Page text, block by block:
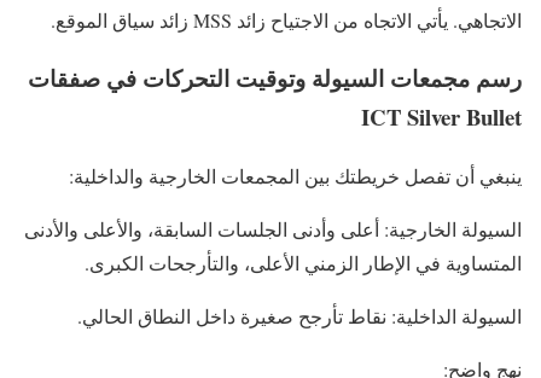
الاتجاهي. يأتي الاتجاه من الاجتياح زائد MSS زائد سياق الموقع.
رسم مجمعات السيولة وتوقيت التحركات في صفقات
ICT Silver Bullet
ينبغي أن تفصل خريطتك بين المجمعات الخارجية والداخلية:
السيولة الخارجية: أعلى وأدنى الجلسات السابقة، والأعلى والأدنى
المتساوية في الإطار الزمني الأعلى، والتأرجحات الكبرى.
السيولة الداخلية: نقاط تأرجح صغيرة داخل النطاق الحالي.
نهج واضح: